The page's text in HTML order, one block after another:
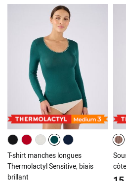
T-shirt manches longues
Thermolactyl Sensitive, biais
brillant